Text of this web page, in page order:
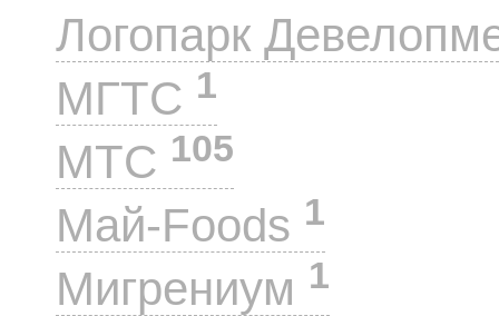
Логопарк
МГТС 1
МТС 105
Май-Foods 1
Мигрениум 1